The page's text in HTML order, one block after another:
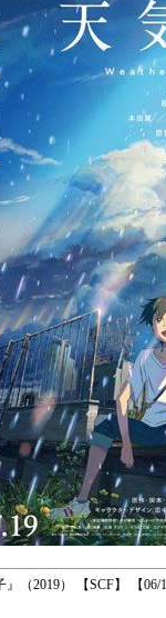
（2019） 【SCF】 【